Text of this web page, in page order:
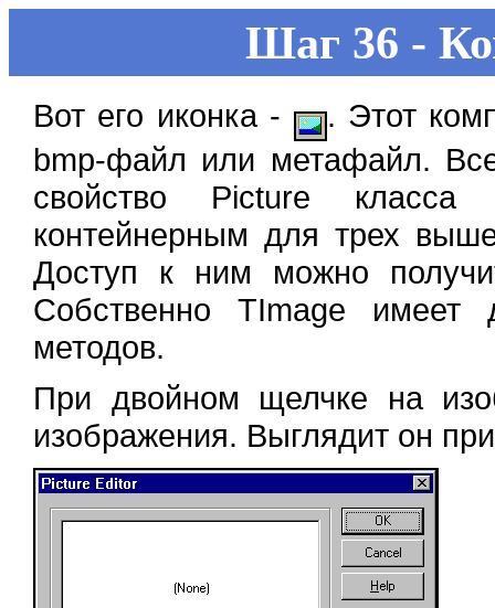
Шаг 36 -
Вот его иконка -
. Этот
bmp-файл или метафайл.
свойство Picture
контейнерным для трех
Доступ к ним можно
Собственно TImage имеет
методов.
При двойном щелчке на
изображения. Выглядит он